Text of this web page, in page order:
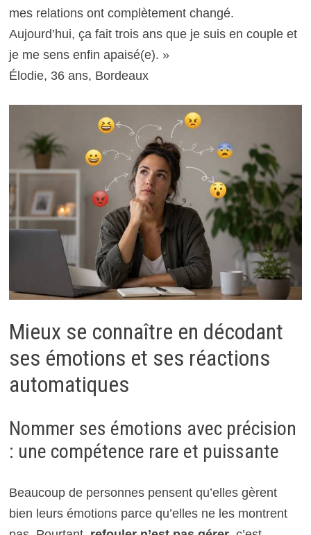
mes relations ont complètement changé.
Aujourd’hui, ça fait trois ans que je suis en couple et
je me sens enfin apaisé(e). »
Élodie, 36 ans, Bordeaux
Mieux se connaître en décodant
ses émotions et ses réactions
automatiques
Nommer ses émotions avec précision
: une compétence rare et puissante
Beaucoup de personnes pensent qu’elles gèrent
bien leurs émotions parce qu’elles ne les montrent